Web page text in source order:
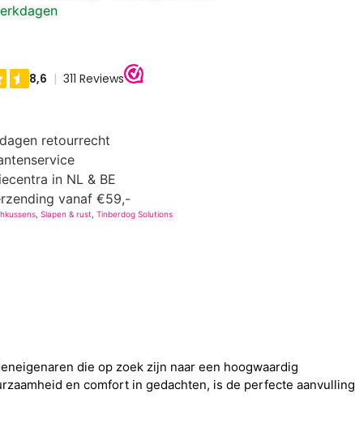
retourrecht
in NL & BE
vanaf €59,-
,Slapen & rust ,Tinberdog Solutions
die op zoek zijn naar een hoogwaardig
en comfort in gedachten, is de perfecte aanvulling